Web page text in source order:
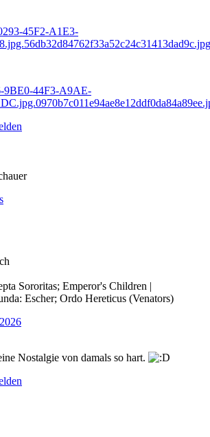
Sororitas; Emperor's Children |
Escher; Ordo Hereticus (Venators)
Nostalgie von damals so hart.